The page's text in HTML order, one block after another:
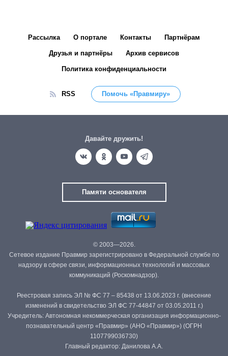
Рассылка О портале Контакты Партнёрам
Друзья и партнёры Архив сервисов
Политика конфиденциальности
RSS Помочь «Правмиру»
Давайте дружить!
Памяти основателя
© 2003—2026.
Сетевое издание Правмир зарегистрировано в Федеральной службе по
надзору в сфере связи, информационных технологий и массовых
коммуникаций (Роскомнадзор).
Реестровая запись ЭЛ № ФС 77 – 85438 от 13.06.2023 г. (внесение
изменений в свидетельство ЭЛ ФС 77-44847 от 03.05.2011 г.)
Учредитель: Автономная некоммерческая организация информационно-
познавательный центр «Правмир» (АНО «Правмир») (ОГРН
1107799036730)
Главный редактор: Данилова А.А.